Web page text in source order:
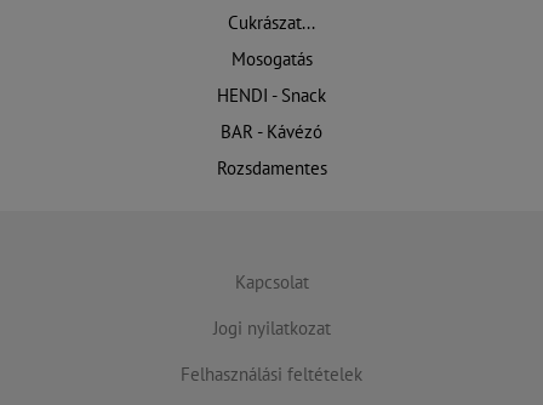
Cukrászat...
Mosogatás
HENDI - Snack
BAR - Kávézó
Rozsdamentes
Kapcsolat
Jogi nyilatkozat
Felhasználási feltételek